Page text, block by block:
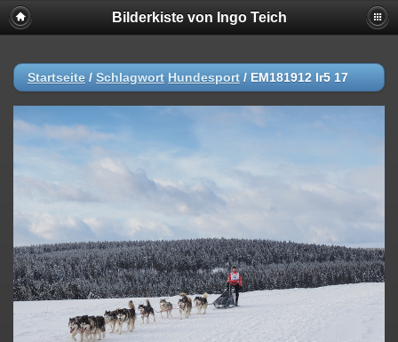
Bilderkiste von Ingo Teich
Startseite / Schlagwort Hundesport / EM181912 lr5 17